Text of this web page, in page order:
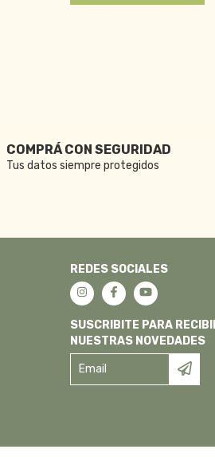
COMPRÁ CON SEGURIDAD
Tus datos siempre protegidos
REDES SOCIALES
SUSCRIBITE PARA
NUESTRAS NOVEDADES